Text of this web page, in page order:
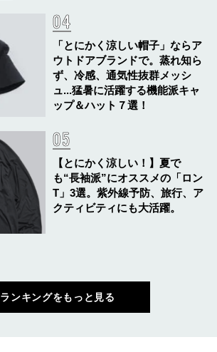
「とにかく涼しい帽子」ならア
ウトドアブランドで。蒸れ知ら
ず、冷感、通気性抜群メッシ
ュ...猛暑に活躍する機能派キャ
ップ＆ハット７選！
【とにかく涼しい！】夏で
も“長袖派”にオススメの「ロン
T」3選。紫外線予防、旅行、ア
クティビティにも大活躍。
ランキングをもっと見る